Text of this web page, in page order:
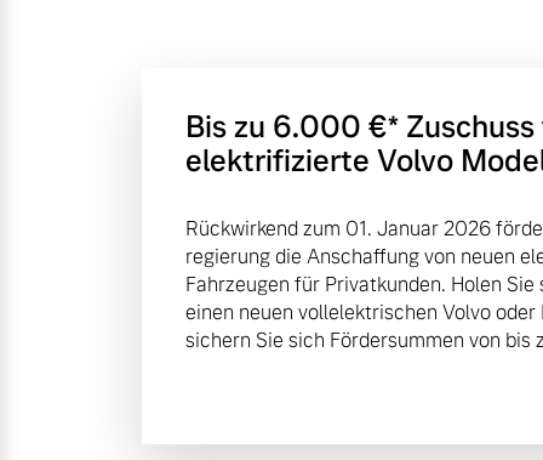
Bis zu 6.000 €⁠* Zuschuss
elektrifizierte Volvo
Rückwirkend zum 01. Januar 2026
regierung die Anschaffung von neuen
Fahrzeugen für Privatkunden. Holen
einen neuen vollelektrischen Volvo
sichern Sie sich Fördersummen von bis